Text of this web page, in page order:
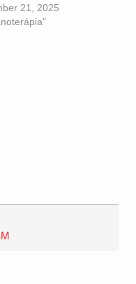
hatást
tapasztalatok a
21, 2025